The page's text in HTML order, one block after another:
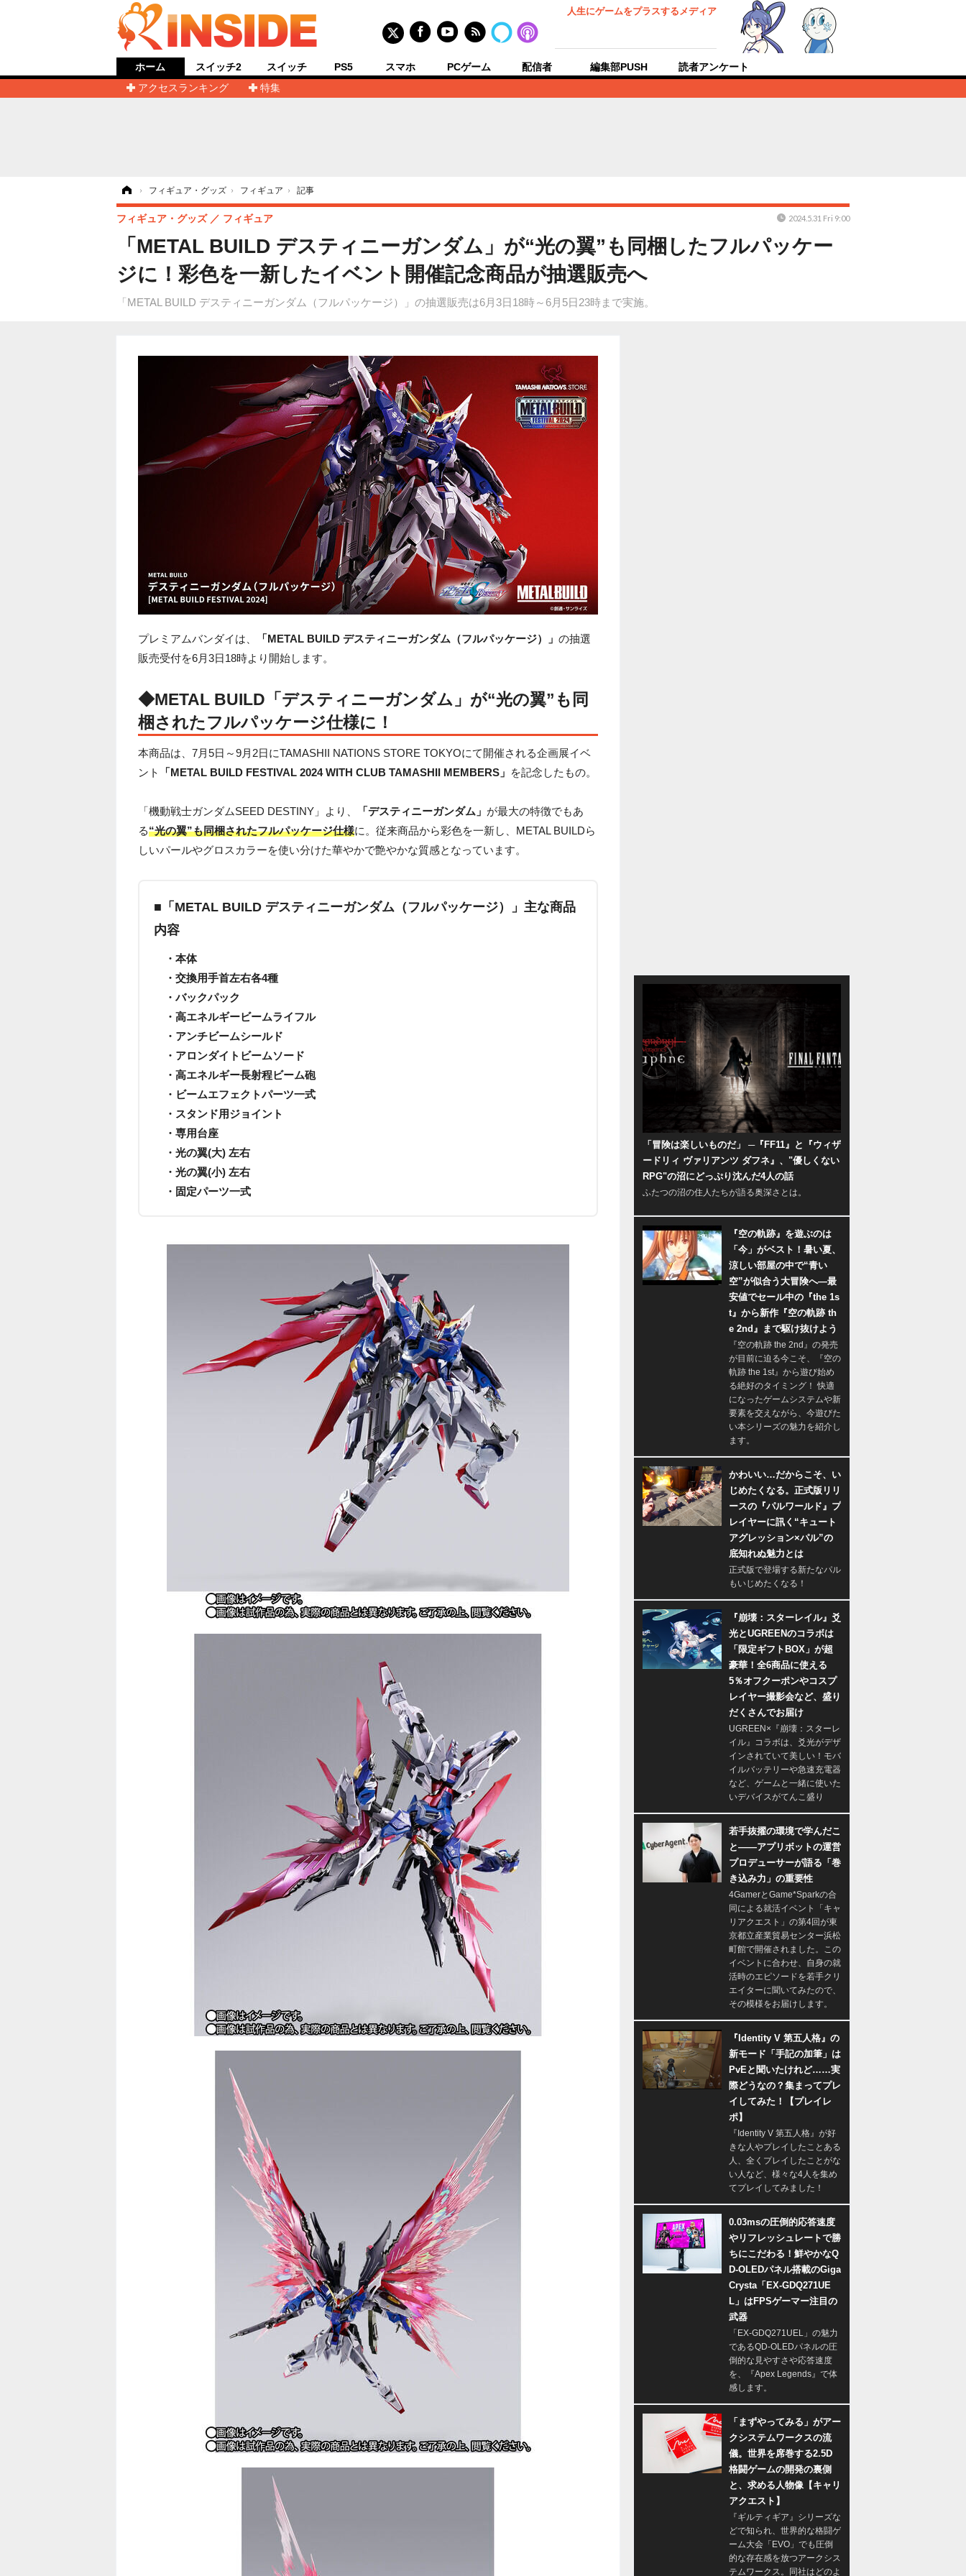
人生にゲームをプラスするメディア
ホーム
アクセスランキング
特集
スイッチ2 スイッチ PS5 スマホ PCゲーム 配信者 編集部PUSH 読者アンケート
› フィギュア・グッズ › フィギュア › 記事
「METAL BUILD デスティニーガンダム」が“光の翼”も同梱したフルパッケー
ジに！彩色を一新したイベント開催記念商品が抽選販売へ
「METAL BUILD デスティニーガンダム（フルパッケージ）」の抽選販売は6月3日18時～6月5日23時まで実施。
フィギュア・グッズ フィギュア 2024.5.31 Fri 9:00
プレミアムバンダイは、 「METAL BUILD デスティニーガンダム（フルパッケージ）」 の抽選
販売受付を6月3日18時より開始します。
◆METAL BUILD「デスティニーガンダム」 が“光の翼”も同
梱されたフルパッケージ仕様に！
本商品は、7月5日～9月2日にTAMASHII NATIONS STORE TOKYOにて開催される企画展イベ
ント
「METAL BUILD FESTIVAL 2024 WITH CLUB TAMASHII MEMBERS」 を記念したもの。
「機動戦士ガンダムSEED DESTINY」より、 「デスティニーガンダム」 が最大の特徴でもあ
る“光の翼”も同梱されたフルパッケージ仕様に。従来商品から彩色を一新し、METAL BUILDら
しいパールやグロスカラーを使い分けた華やかで艶やかな質感となっています。
■ 「METAL BUILD デスティニーガンダム（フルパッケージ）」主な商品
内容
・本体
・交換用手首左右各4種
・バックパック
・高エネルギービームライフル
・アンチビームシールド
・アロンダイトビームソード
・高エネルギー長射程ビーム砲
・ビームエフェクトパーツ一式
・スタンド用ジョイント
・専用台座
・光の翼(大) 左右
・光の翼(小) 左右
・固定パーツ一式
「冒険は楽しいものだ」 ─『FF11』と『ウィザ
ードリィ ヴァリアンツ ダフネ』、"優しくない
RPG"の沼にどっぷり沈んだ4人の話
ふたつの沼の住人たちが語る奥深さとは。
『空の軌跡』を遊ぶのは
「今」がベスト！暑い夏、
涼しい部屋の中で“青い
空”が似合う大冒険へ―最
安値でセール中の『the 1s
t』から新作『空の軌跡 th
e 2nd』まで駆け抜けよう
『空の軌跡 the 2nd』の発売
が目前に迫る今こそ、『空の
軌跡 the 1st』から遊び始め
る絶好のタイミング！ 快適
になったゲームシステムや新
要素を交えながら、今遊びた
い本シリーズの魅力を紹介し
ます。
かわいい…だからこそ、い
じめたくなる。正式版リリ
ースの『パルワールド』プ
レイヤーに訊く“キュート
アグレッション×パル”の
底知れぬ魅力とは
正式版で登場する新たなパル
もいじめたくなる！
『崩壊：スターレイル』爻
光とUGREENのコラボは
「限定ギフトBOX」が超
豪華！全6商品に使える
5％オフクーポンやコスプ
レイヤー撮影会など、盛り
だくさんでお届け
UGREEN×『崩壊：スターレ
イル』コラボは、爻光がデザ
インされていて美しい！モバ
イルバッテリーや急速充電器
など、ゲームと一緒に使いた
いデバイスがてんこ盛り
若手抜擢の環境で学んだこ
と――アプリボットの運営
プロデューサーが語る「巻
き込み力」の重要性
4GamerとGame*Sparkの合
同による就活イベント「キャ
リアクエスト」の第4回が東
京都立産業貿易センター浜松
町館で開催されました。この
イベントに合わせ、自身の就
活時のエピソードを若手クリ
エイターに聞いてみたので、
その模様をお届けします。
『Identity V 第五人格』の
新モード「手記の加筆」は
PvEと聞いたけれど……実
際どうなの？集まってプレ
イしてみた！【プレイレ
ポ】
『Identity V 第五人格』が好
きな人やプレイしたことある
人、全くプレイしたことがな
い人など、様々な4人を集め
てプレイしてみました！
0.03msの圧倒的応答速度
やリフレッシュレートで勝
ちにこだわる！鮮やかなQ
D-OLEDパネル搭載のGiga
Crysta「EX-GDQ271UE
L」はFPSゲーマー注目の
武器
「EX-GDQ271UEL」の魅力
であるQD-OLEDパネルの圧
倒的な見やすさや応答速度
を、『Apex Legends』で体
感します。
「まずやってみる」がアー
クシステムワークスの流
儀。世界を席巻する2.5D
格闘ゲームの開発の裏側
と、求める人物像【キャリ
アクエスト】
『ギルティギア』シリーズな
どで知られ、世界的な格闘ゲ
ーム大会「EVO」でも圧倒
的な存在感を放つアークシス
テムワークス。同社はどのよ